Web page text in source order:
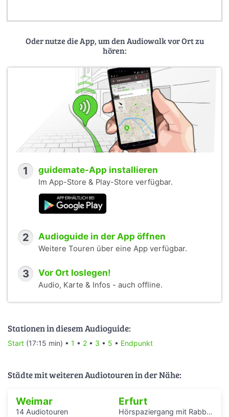
Oder nutze die App, um den Audiowalk vor Ort zu
hören:
1 guidemate-App installieren
Im App-Store & Play-Store verfügbar.
2 Audioguide in der App öffnen
Weitere Touren über eine App verfügbar.
3 Vor Ort loslegen!
Audio, Karte & Infos - auch offline.
Stationen in diesem Audioguide:
Start (17:15 min) • 1 • 2 • 3 • 5 • Endpunkt
Städte mit weiteren Audiotouren in der Nähe:
Weimar
14 Audiotouren
Erfurt
Hörspaziergang mit Rabbiner Alexander Nachama in Erfurt